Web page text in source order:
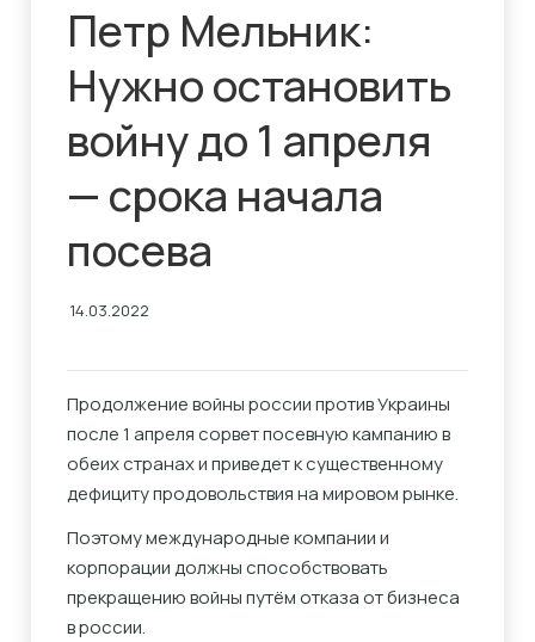
Петр Мельник:
Нужно остановить
войну до 1 апреля
— срока начала
посева
14.03.2022
Продолжение войны россии против Украины
после 1 апреля сорвет посевную кампанию в
обеих странах и приведет к существенному
дефициту продовольствия на мировом рынке.
Поэтому международные компании и
корпорации должны способствовать
прекращению войны путём отказа от бизнеса
в россии.